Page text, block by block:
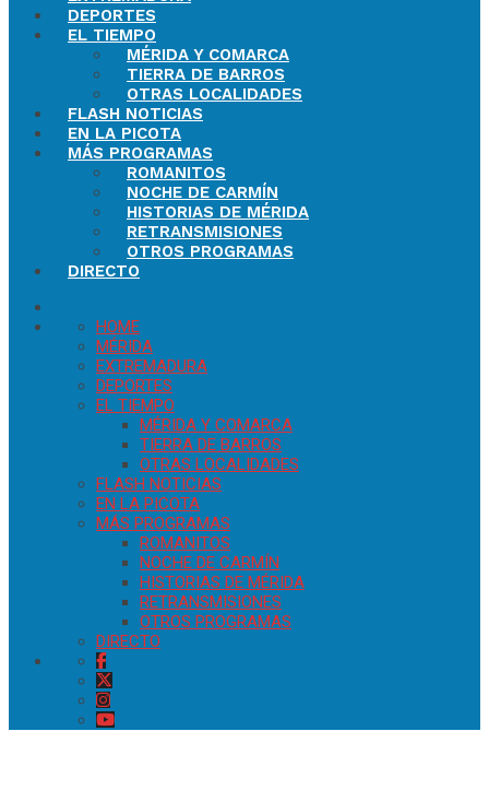
DEPORTES
EL TIEMPO
MÉRIDA Y COMARCA
TIERRA DE BARROS
OTRAS LOCALIDADES
FLASH NOTICIAS
EN LA PICOTA
MÁS PROGRAMAS
ROMANITOS
NOCHE DE CARMÍN
HISTORIAS DE MÉRIDA
RETRANSMISIONES
OTROS PROGRAMAS
DIRECTO
HOME
MÉRIDA
EXTREMADURA
DEPORTES
EL TIEMPO
MÉRIDA Y COMARCA
TIERRA DE BARROS
OTRAS LOCALIDADES
FLASH NOTICIAS
EN LA PICOTA
MÁS PROGRAMAS
ROMANITOS
NOCHE DE CARMÍN
HISTORIAS DE MÉRIDA
RETRANSMISIONES
OTROS PROGRAMAS
DIRECTO